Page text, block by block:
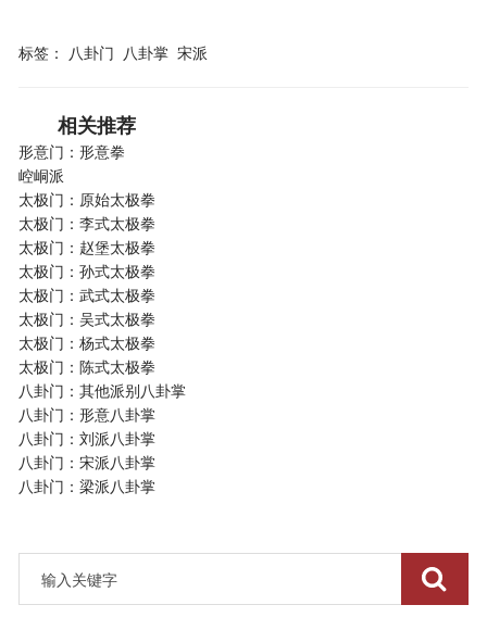
标签： 八卦门 八卦掌 宋派
相关推荐
形意门：形意拳
崆峒派
太极门：原始太极拳
太极门：李式太极拳
太极门：赵堡太极拳
太极门：孙式太极拳
太极门：武式太极拳
太极门：吴式太极拳
太极门：杨式太极拳
太极门：陈式太极拳
八卦门：其他派别八卦掌
八卦门：形意八卦掌
八卦门：刘派八卦掌
八卦门：宋派八卦掌
八卦门：梁派八卦掌